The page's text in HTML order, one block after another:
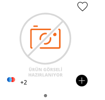
+2